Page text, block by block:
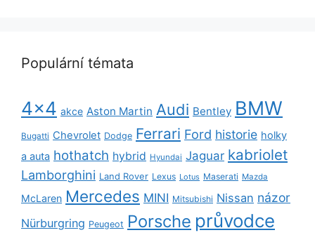
Populární témata
4x4 akce Aston Martin Audi Bentley BMW
Bugatti Chevrolet Dodge Ferrari Ford historie holky
a auta hothatch hybrid Hyundai Jaguar kabriolet
Lamborghini Land Rover Lexus Lotus Maserati Mazda
McLaren Mercedes MINI Mitsubishi Nissan názor
Nürburgring Peugeot Porsche průvodce